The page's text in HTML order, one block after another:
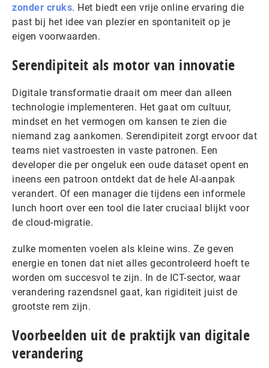
zonder cruks. Het biedt een vrije online ervaring die
past bij het idee van plezier en spontaniteit op je
eigen voorwaarden.
Serendipiteit als motor van innovatie
Digitale transformatie draait om meer dan alleen
technologie implementeren. Het gaat om cultuur,
mindset en het vermogen om kansen te zien die
niemand zag aankomen. Serendipiteit zorgt ervoor dat
teams niet vastroesten in vaste patronen. Een
developer die per ongeluk een oude dataset opent en
ineens een patroon ontdekt dat de hele AI-aanpak
verandert. Of een manager die tijdens een informele
lunch hoort over een tool die later cruciaal blijkt voor
de cloud-migratie.
zulke momenten voelen als kleine wins. Ze geven
energie en tonen dat niet alles gecontroleerd hoeft te
worden om succesvol te zijn. In de ICT-sector, waar
verandering razendsnel gaat, kan rigiditeit juist de
grootste rem zijn.
Voorbeelden uit de praktijk van digitale
verandering